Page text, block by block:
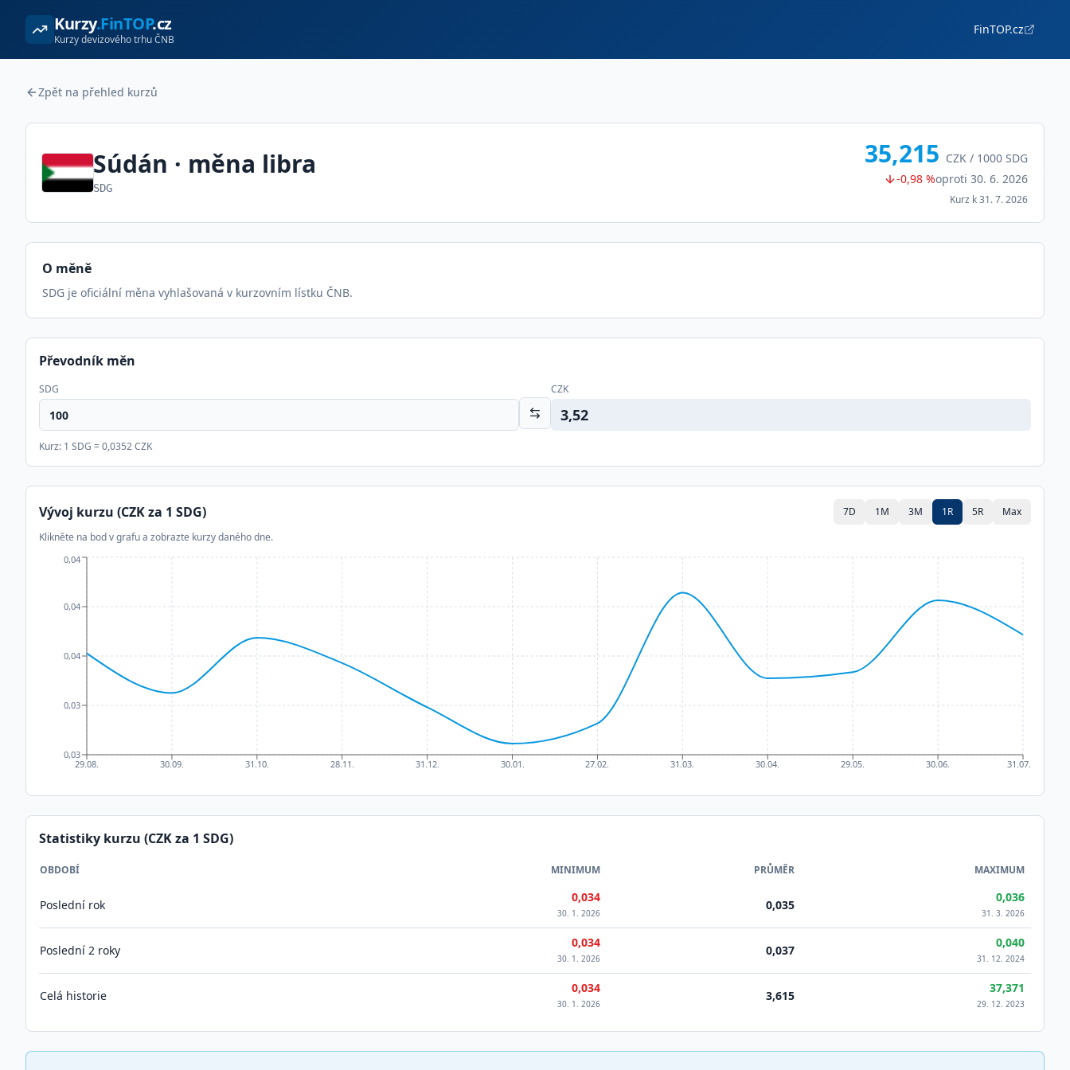
Kurzy.FinTOP.cz
Kurzy devizového trhu ČNB
FinTOP.cz
Zpět na přehled kurzů
Súdán · měna libra
SDG
35,215 CZK / 1000 SDG
-0,98 %oproti 30. 6. 2026
Kurz k31. 7. 2026
O měně
SDG je oficiální měna vyhlašovaná v kurzovním lístku ČNB.
Převodník měn
SDG CZK
3,52
Kurz: 1 SDG =0,0352CZK
Vývoj kurzu (CZK za 1 SDG) 7D 1M 3M 1R 5R
Max
Klikněte na bod v grafu a zobrazte kurzy daného dne.
29.08. 30.09. 31.10. 28.11. 31.12. 30.01. 27.02. 31.03. 30.04. 29.05. 30.06. 31.07.
0,03
0,03
0,04
0,04
0,04
Statistiky kurzu (CZK za 1 SDG)
OBDOBÍ MINIMUM PRŮMĚR MAXIMUM
Poslední rok
0,034
30. 1. 2026
0,035
0,036
31. 3. 2026
Poslední 2 roky
0,034
30. 1. 2026
0,037
0,040
31. 12. 2024
Celá historie
0,034
30. 1. 2026
3,615
37,371
29. 12. 2023